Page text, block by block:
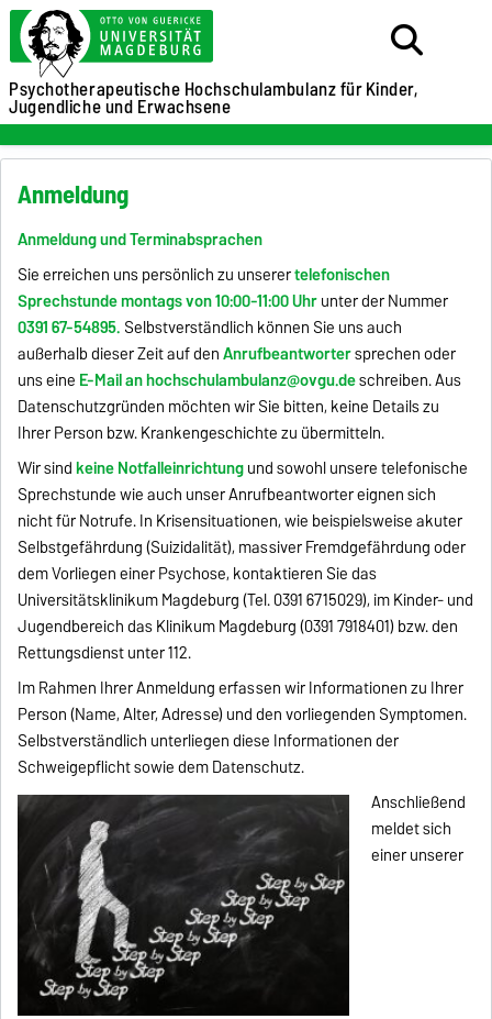
Psychotherapeutische Hochschulambulanz fürKinder,
Jugendliche und Erwachsene
Anmeldung
Anmeldung und Terminabsprachen
Sie erreichen uns persönlich zu unserertelefonischen
Sprechstunde montags von 10:00-11:00 Uhrunter der Nummer
0391 67-54895. Selbstverständlich können Sie uns auch
außerhalb dieser Zeit auf denAnrufbeantwortersprechen oder
uns eine E-Mail an hochschulambulanz@ovgu.deschreiben. Aus
Datenschutzgründen möchten wir Sie bitten, keine Details zu
Ihrer Person bzw. Krankengeschichte zu übermitteln.
Wir sindkeine Notfalleinrichtungund sowohl unsere telefonische
Sprechstunde wie auch unser Anrufbeantworter eignen sich
nicht für Notrufe. In Krisensituationen, wie beispielsweise akuter
Selbstgefährdung (Suizidalität), massiver Fremdgefährdung oder
dem Vorliegen einer Psychose, kontaktieren Sie das
Universitätsklinikum Magdeburg (Tel. 0391 6715029), im Kinder- und
Jugendbereich das Klinikum Magdeburg (0391 7918401) bzw. den
Rettungsdienst unter 112.
Im Rahmen Ihrer Anmeldung erfassen wir Informationen zu Ihrer
Person (Name, Alter, Adresse) und den vorliegenden Symptomen.
Selbstverständlich unterliegen diese Informationen der
Schweigepflicht sowie dem Datenschutz.
Anschließend
meldet sich
einer unserer